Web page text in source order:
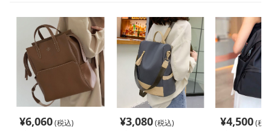
¥6,060(税込)
¥3,080(税込)
¥4,500(税